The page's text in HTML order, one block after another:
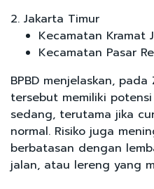
2. Jakarta Timur
Kecamatan Kramat
Kecamatan Pasar
BPBD menjelaskan,
tersebut memiliki
sedang, terutama jika
normal. Risiko juga
berbatasan dengan
jalan, atau lereng yang